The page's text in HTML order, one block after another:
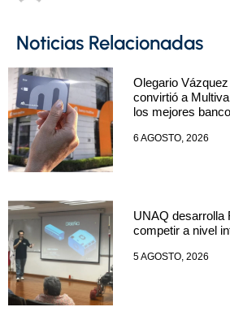
Noticias Relacionadas
Olegario
convirtió a
los mejores
6 AGOSTO, 2026
UNAQ desarrolla
competir a nivel
5 AGOSTO, 2026